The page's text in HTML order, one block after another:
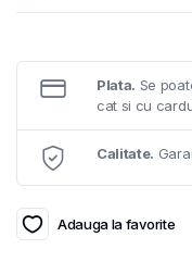
Plata. Se
cat si cu
Calitate.
Adauga la favorite